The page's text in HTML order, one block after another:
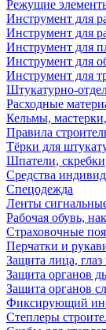
Режущие
Инструмент для
Инструмент для
Инструмент для
Инструмент для
Инструмент для
Штукатурно-
Расходные
Кельмы,
Правила
Тёрки для
Шпатели, скребки
Средства
Спецодежда
Ленты
Рабочая обувь,
Страховочные
Перчатки и
Защита лица,
Защита органов
Защита органов
Фиксирующий
Степлеры